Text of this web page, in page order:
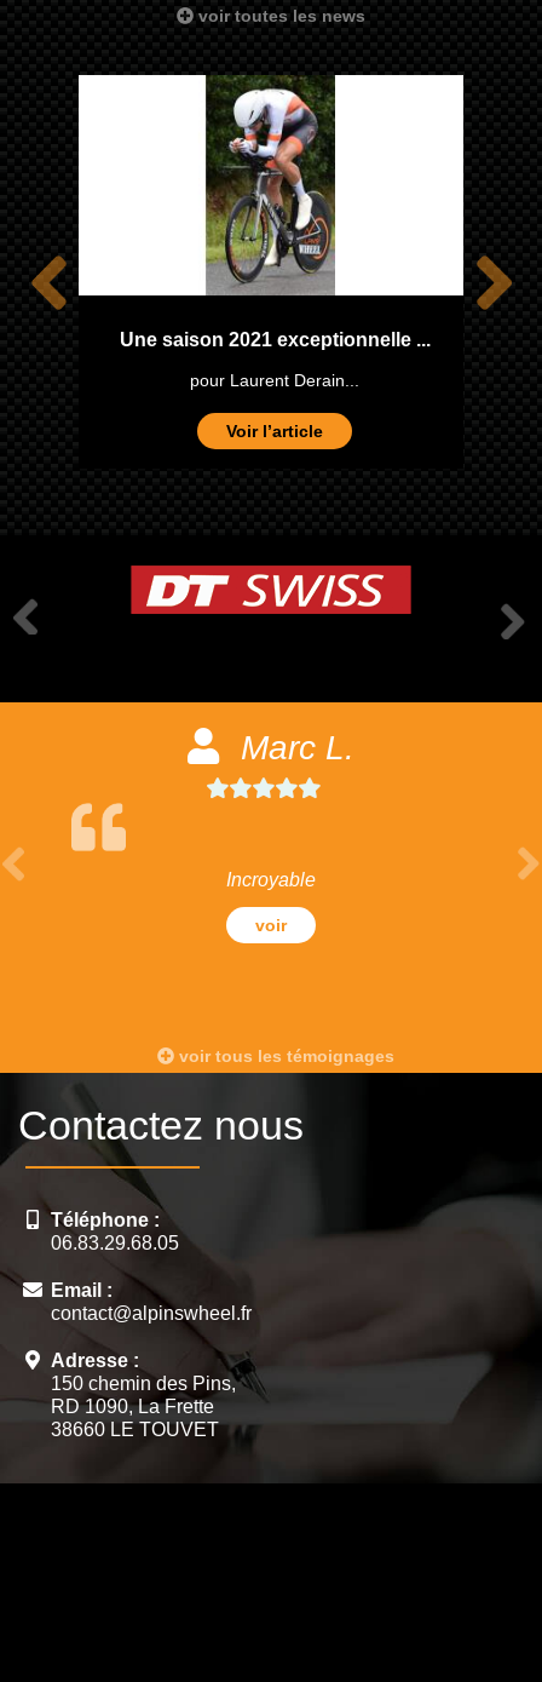
voir toutes les news
Une saison 2021 exceptionnelle ...
pour Laurent Derain...
Voir l’article
Marc L.
Incroyable
voir
voir tous les témoignages
Contactez nous
Téléphone :
06.83.29.68.05
Email :
contact@alpinswheel.fr
Adresse :
150 chemin des Pins,
RD 1090, La Frette
38660 LE TOUVET